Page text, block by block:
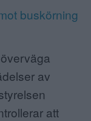
buskörning
av
att